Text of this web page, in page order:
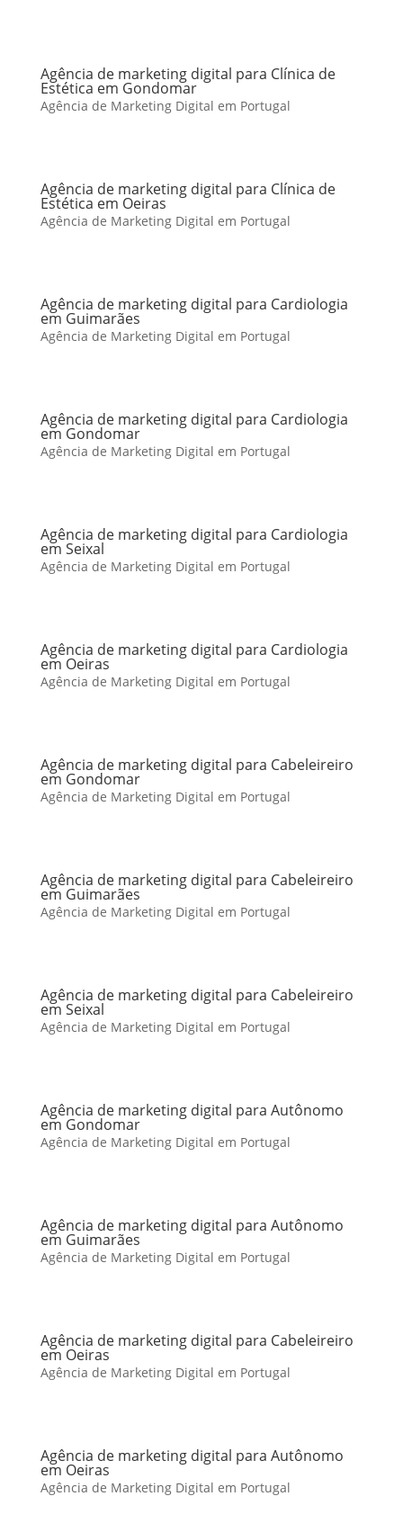
Agência de marketing digital para Clínica de
Estética em Gondomar
Agência de Marketing Digital em Portugal
Agência de marketing digital para Clínica de
Estética em Oeiras
Agência de Marketing Digital em Portugal
Agência de marketing digital para Cardiologia
em Guimarães
Agência de Marketing Digital em Portugal
Agência de marketing digital para Cardiologia
em Gondomar
Agência de Marketing Digital em Portugal
Agência de marketing digital para Cardiologia
em Seixal
Agência de Marketing Digital em Portugal
Agência de marketing digital para Cardiologia
em Oeiras
Agência de Marketing Digital em Portugal
Agência de marketing digital para Cabeleireiro
em Gondomar
Agência de Marketing Digital em Portugal
Agência de marketing digital para Cabeleireiro
em Guimarães
Agência de Marketing Digital em Portugal
Agência de marketing digital para Cabeleireiro
em Seixal
Agência de Marketing Digital em Portugal
Agência de marketing digital para Autônomo
em Gondomar
Agência de Marketing Digital em Portugal
Agência de marketing digital para Autônomo
em Guimarães
Agência de Marketing Digital em Portugal
Agência de marketing digital para Cabeleireiro
em Oeiras
Agência de Marketing Digital em Portugal
Agência de marketing digital para Autônomo
em Oeiras
Agência de Marketing Digital em Portugal